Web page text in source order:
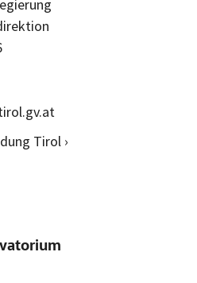
Tirol ›